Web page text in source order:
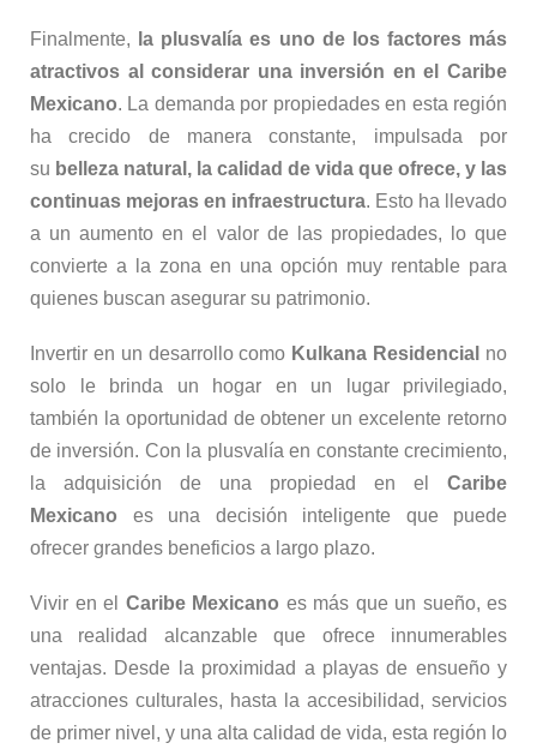
Finalmente, la plusvalía es uno de los factores más
atractivos al considerar una inversión en el Caribe
Mexicano. La demanda por propiedades en esta región
ha crecido de manera constante, impulsada por
su belleza natural, la calidad de vida que ofrece, y las
continuas mejoras en infraestructura. Esto ha llevado
a un aumento en el valor de las propiedades, lo que
convierte a la zona en una opción muy rentable para
quienes buscan asegurar su patrimonio.
Invertir en un desarrollo como Kulkana Residencial no
solo le brinda un hogar en un lugar privilegiado,
también la oportunidad de obtener un excelente retorno
de inversión. Con la plusvalía en constante crecimiento,
la adquisición de una propiedad en el Caribe
Mexicano es una decisión inteligente que puede
ofrecer grandes beneficios a largo plazo.
Vivir en el Caribe Mexicano es más que un sueño, es
una realidad alcanzable que ofrece innumerables
ventajas. Desde la proximidad a playas de ensueño y
atracciones culturales, hasta la accesibilidad, servicios
de primer nivel, y una alta calidad de vida, esta región lo